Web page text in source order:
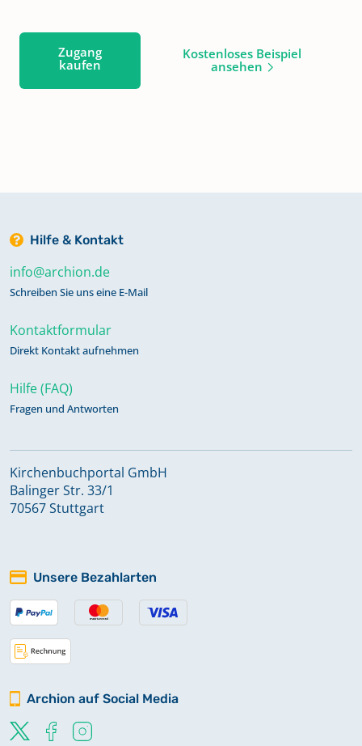
Zugang
kaufen
Kostenloses Beispiel
ansehen
Hilfe & Kontakt
info@archion.de
Schreiben Sie uns eine E-Mail
Kontaktformular
Direkt Kontakt aufnehmen
Hilfe (FAQ)
Fragen und Antworten
Kirchenbuchportal GmbH
Balinger Str. 33/1
70567 Stuttgart
Unsere Bezahlarten
Archion auf Social Media